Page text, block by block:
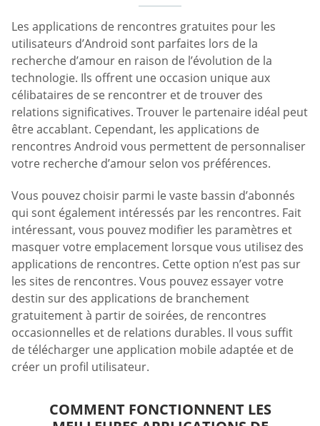
Les applications de rencontres gratuites pour les
utilisateurs d’Android sont parfaites lors de la
recherche d’amour en raison de l’évolution de la
technologie. Ils offrent une occasion unique aux
célibataires de se rencontrer et de trouver des
relations significatives. Trouver le partenaire idéal peut
être accablant. Cependant, les applications de
rencontres Android vous permettent de personnaliser
votre recherche d’amour selon vos préférences.
Vous pouvez choisir parmi le vaste bassin d’abonnés
qui sont également intéressés par les rencontres. Fait
intéressant, vous pouvez modifier les paramètres et
masquer votre emplacement lorsque vous utilisez des
applications de rencontres. Cette option n’est pas sur
les sites de rencontres. Vous pouvez essayer votre
destin sur des applications de branchement
gratuitement à partir de soirées, de rencontres
occasionnelles et de relations durables. Il vous suffit
de télécharger une application mobile adaptée et de
créer un profil utilisateur.
COMMENT FONCTIONNENT LES